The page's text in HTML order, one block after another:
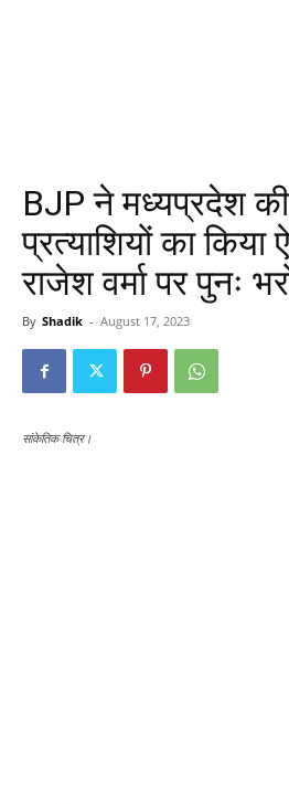
BJP ने मध्यप्रदेश
प्रत्याशियों का किया
राजेश वर्मा पर पुनः
By Shadik - August 17, 2023
सांकेतिक चित्र।